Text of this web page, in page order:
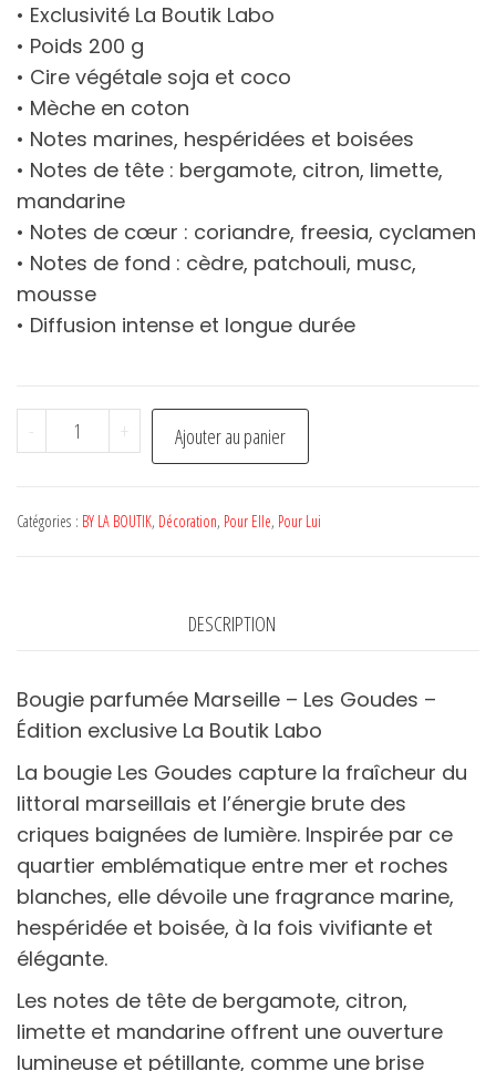
• Exclusivité La Boutik Labo
• Poids 200 g
• Cire végétale soja et coco
• Mèche en coton
• Notes marines, hespéridées et boisées
• Notes de tête : bergamote, citron, limette,
mandarine
• Notes de cœur : coriandre, freesia, cyclamen
• Notes de fond : cèdre, patchouli, musc,
mousse
• Diffusion intense et longue durée
-
quantité
de
Les
+ Ajouter au panier
Catégories : BY LA BOUTIK, Décoration, Pour Elle, Pour Lui
DESCRIPTION
Bougie parfumée Marseille – Les Goudes –
Édition exclusive La Boutik Labo
La bougie Les Goudes capture la fraîcheur du
littoral marseillais et l’énergie brute des
criques baignées de lumière. Inspirée par ce
quartier emblématique entre mer et roches
blanches, elle dévoile une fragrance marine,
hespéridée et boisée, à la fois vivifiante et
élégante.
Les notes de tête de bergamote, citron,
limette et mandarine offrent une ouverture
lumineuse et pétillante, comme une brise